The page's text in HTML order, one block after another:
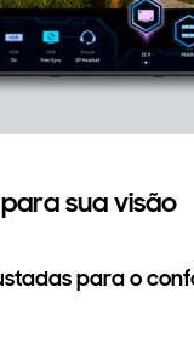
sua visão
para o